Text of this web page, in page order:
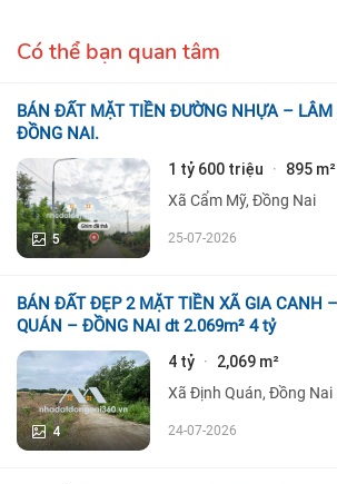
Có thể bạn quan tâm
BÁN ĐẤT MẶT TIỀN ĐƯỜNG NHỰA – LÂM SAN CẨM MỸ,
ĐỒNG NAI.
5
1 tỷ 600 triệu · 895 m²
Xã Cẩm Mỹ, Đồng Nai
25-07-2026
BÁN ĐẤT ĐẸP 2 MẶT TIỀN XÃ GIA CANH – HUYỆN ĐỊNH
QUÁN – ĐỒNG NAI dt 2.069m² 4 tỷ
4
4 tỷ · 2,069 m²
Xã Định Quán, Đồng Nai
24-07-2026